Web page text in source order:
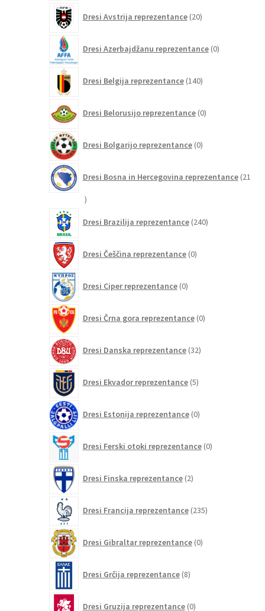
Dresi Avstrija reprezentance 20izdelkov
Dresi Azerbajdžanu reprezentance 0izdelkov
Dresi Belgija reprezentance 140izdelkov
Dresi Belorusijo reprezentance 0izdelkov
Dresi Bolgarijo reprezentance 0izdelkov
Dresi Bosna in Hercegovina reprezentance 21
21
Dresi Brazilija reprezentance 240izdelkov
Dresi Češčina reprezentance 0izdelkov
Dresi Ciper reprezentance 0izdelkov
Dresi Črna gora reprezentance 0izdelkov
Dresi Danska reprezentance 32izdelkov
Dresi Ekvador reprezentance 5izdelkov
Dresi Estonija reprezentance 0izdelkov
Dresi Ferski otoki reprezentance 0izdelkov
Dresi Finska reprezentance 2izdelka
Dresi Francija reprezentance 235izdelkov
Dresi Gibraltar reprezentance 0izdelkov
Dresi Grčija reprezentance 8izdelkov
Dresi Gruzija reprezentance 0